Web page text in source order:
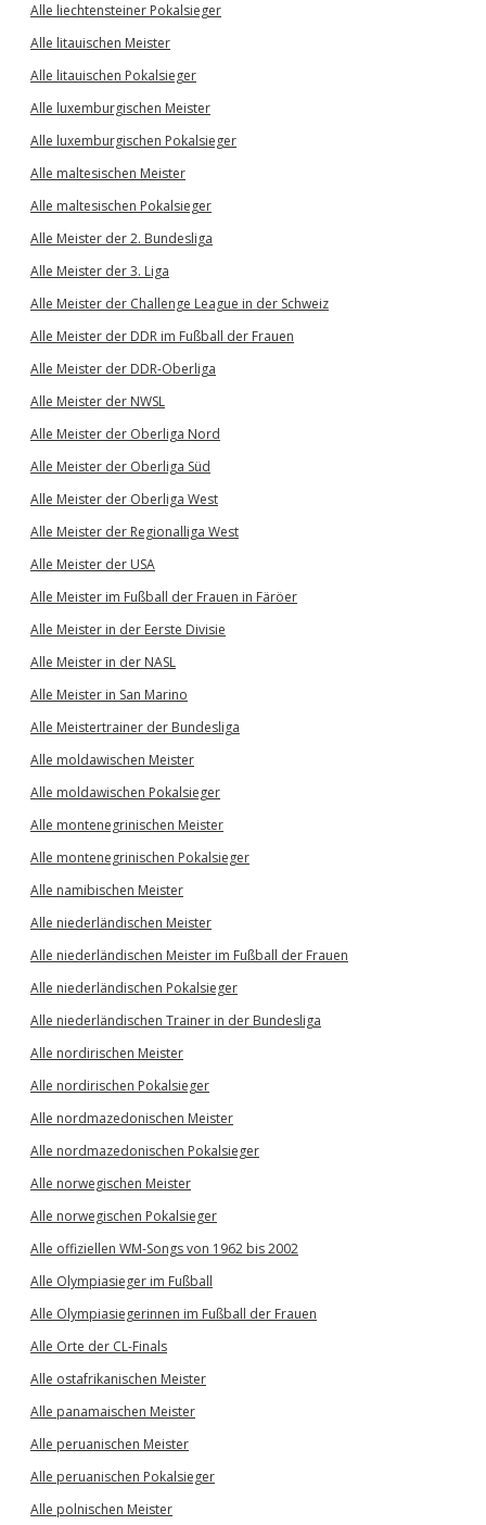
Alle liechtensteiner Pokalsieger
Alle litauischen Meister
Alle litauischen Pokalsieger
Alle luxemburgischen Meister
Alle luxemburgischen Pokalsieger
Alle maltesischen Meister
Alle maltesischen Pokalsieger
Alle Meister der 2. Bundesliga
Alle Meister der 3. Liga
Alle Meister der Challenge League in der Schweiz
Alle Meister der DDR im Fußball der Frauen
Alle Meister der DDR-Oberliga
Alle Meister der NWSL
Alle Meister der Oberliga Nord
Alle Meister der Oberliga Süd
Alle Meister der Oberliga West
Alle Meister der Regionalliga West
Alle Meister der USA
Alle Meister im Fußball der Frauen in Färöer
Alle Meister in der Eerste Divisie
Alle Meister in der NASL
Alle Meister in San Marino
Alle Meistertrainer der Bundesliga
Alle moldawischen Meister
Alle moldawischen Pokalsieger
Alle montenegrinischen Meister
Alle montenegrinischen Pokalsieger
Alle namibischen Meister
Alle niederländischen Meister
Alle niederländischen Meister im Fußball der Frauen
Alle niederländischen Pokalsieger
Alle niederländischen Trainer in der Bundesliga
Alle nordirischen Meister
Alle nordirischen Pokalsieger
Alle nordmazedonischen Meister
Alle nordmazedonischen Pokalsieger
Alle norwegischen Meister
Alle norwegischen Pokalsieger
Alle offiziellen WM-Songs von 1962 bis 2002
Alle Olympiasieger im Fußball
Alle Olympiasiegerinnen im Fußball der Frauen
Alle Orte der CL-Finals
Alle ostafrikanischen Meister
Alle panamaischen Meister
Alle peruanischen Meister
Alle peruanischen Pokalsieger
Alle polnischen Meister